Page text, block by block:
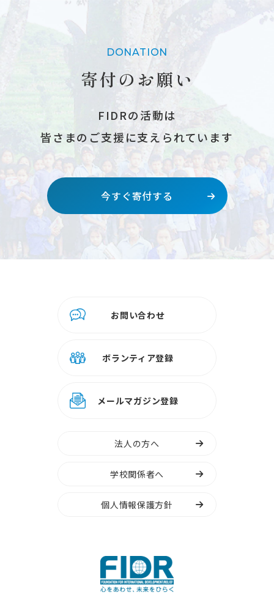
DONATION
寄付のお願い
FIDRの活動は
皆さまのご支援に支えられています
今すぐ寄付する
お問い合わせ
ボランティア登録
メールマガジン登録
法人の方へ
学校関係者へ
個人情報保護方針